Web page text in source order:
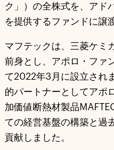
ク」）の全株式を、アド
を提供するファンドに譲
マフテックは、三菱ケミ
前身とし、アポロ・ファ
て2022年3月に設立され
的パートナーとしてアポ
加価値断熱材製品
ての経営基盤の構築と過
貢献しました。